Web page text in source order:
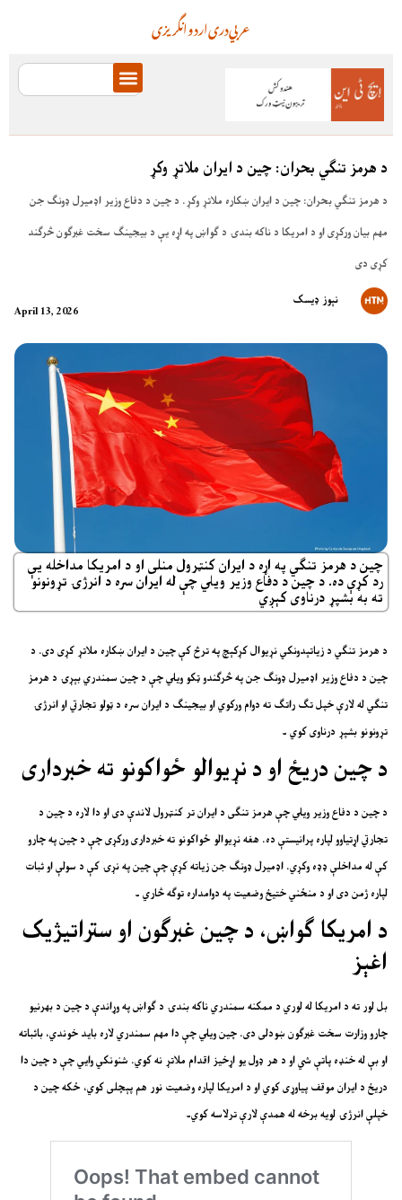
انگریزیاردودریعربي
د هرمز تنګي بحران: چین د ایران ملاتړ وکړ
د هرمز تنګي بحران: چین د ایران ښکاره ملاتړ وکړ. د چین د دفاع وزیر اډمیرل ډونګ جن
مهم بیان ورکړی او د امریکا د ناکه بندۍ د ګواښ په اړه یې د بیجینګ سخت غبرګون څرګند
کړی دی
April 13, 2026
نېوز ډیسک
چین د هرمز تنګي په اړه د ایران کنټرول منلی او د امریکا مداخله یې
رد کړې ده. د چین د دفاع وزیر ویلي چې له ایران سره د انرژۍ تړونونو
ته به بشپړ درناوی کېږي
د هرمز تنګي د زیاتېدونکي نړیوال کړکېچ په ترڅ کې چین د ایران ښکاره ملاتړ کړی دی. د
چین د دفاع وزیر اډمیرل ډونګ جن په څرګندو ټکو ویلي چې د چین سمندري بېړۍ د هرمز
تنګي له لارې خپل تګ راتګ ته دوام ورکوي او بیجینګ د ایران سره د ټولو تجارتي او انرژۍ
تړونونو بشپړ درناوی کوي ۔
د چین دریځ او د نړیوالو ځواکونو ته خبرداری
د چین د دفاع وزیر ویلي چې هرمز تنګی د ایران تر کنټرول لاندې دی او دا لاره د چین د
تجارتي اړتیاوو لپاره پرانیستې ده. هغه نړیوالو ځواکونو ته خبرداری ورکړی چې د چین په چارو
کې له مداخلې ډډه وکړي. اډمیرل ډونګ جن زیاته کړې چې چین په نړۍ کې د سولې او ثبات
لپاره ژمن دی او د منځني ختیځ وضعیت په دوامداره توګه څاري ۔
د امریکا ګواښ، د چین غبرګون او ستراتیژیک
اغېز
بل لور ته د امریکا له لوري د ممکنه سمندري ناکه بندۍ د ګواښ په وړاندې د چین د بهرنیو
چارو وزارت سخت غبرګون ښودلی دی. چین ویلي چې دا مهم سمندري لاره باید خوندي، باثباته
او بې له خنډه پاتې شي او د هر ډول یو اړخیز اقدام ملاتړ نه کوي. شنونکي وایي چې د چین دا
دریځ د ایران موقف پیاوړی کوي او د امریکا لپاره وضعیت نور هم پېچلی کوي، ځکه چین د
خپلې انرژۍ لویه برخه له همدې لارې ترلاسه کوي۔